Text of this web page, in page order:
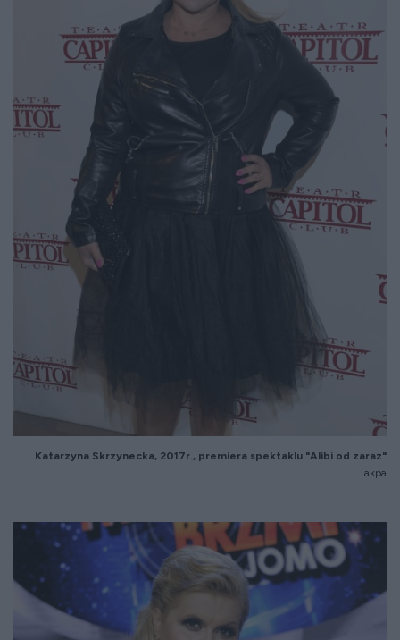
Katarzyna Skrzynecka, 2017r., premiera spektaklu "Alibi od zaraz"
akpa